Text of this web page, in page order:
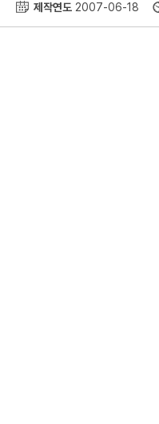
제작연도 2007-06-18